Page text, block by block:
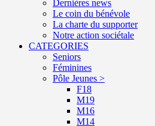
Dernières news
Le coin du bénévole
La charte du supporter
Notre action sociétale
CATEGORIES
Seniors
Féminines
Pôle Jeunes >
F18
M19
M16
M14